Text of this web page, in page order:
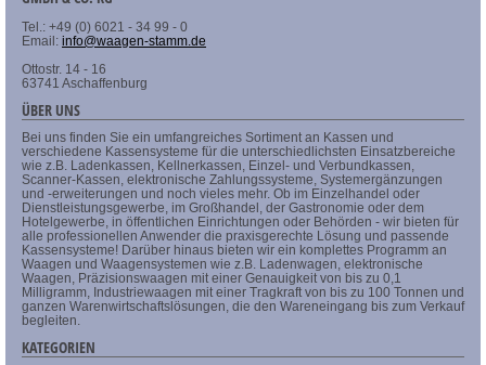
Tel.: +49 (0) 6021 - 34 99 - 0
Email: info@waagen-stamm.de
Ottostr. 14 - 16
63741 Aschaffenburg
ÜBER UNS
Bei uns finden Sie ein umfangreiches Sortiment an Kassen und
verschiedene Kassensysteme für die unterschiedlichsten Einsatzbereiche
wie z.B. Ladenkassen, Kellnerkassen, Einzel- und Verbundkassen,
Scanner-Kassen, elektronische Zahlungssysteme, Systemergänzungen
und -erweiterungen und noch vieles mehr. Ob im Einzelhandel oder
Dienstleistungsgewerbe, im Großhandel, der Gastronomie oder dem
Hotelgewerbe, in öffentlichen Einrichtungen oder Behörden - wir bieten für
alle professionellen Anwender die praxisgerechte Lösung und passende
Kassensysteme! Darüber hinaus bieten wir ein komplettes Programm an
Waagen und Waagensystemen wie z.B. Ladenwagen, elektronische
Waagen, Präzisionswaagen mit einer Genauigkeit von bis zu 0,1
Milligramm, Industriewaagen mit einer Tragkraft von bis zu 100 Tonnen und
ganzen Warenwirtschaftslösungen, die den Wareneingang bis zum Verkauf
begleiten.
KATEGORIEN